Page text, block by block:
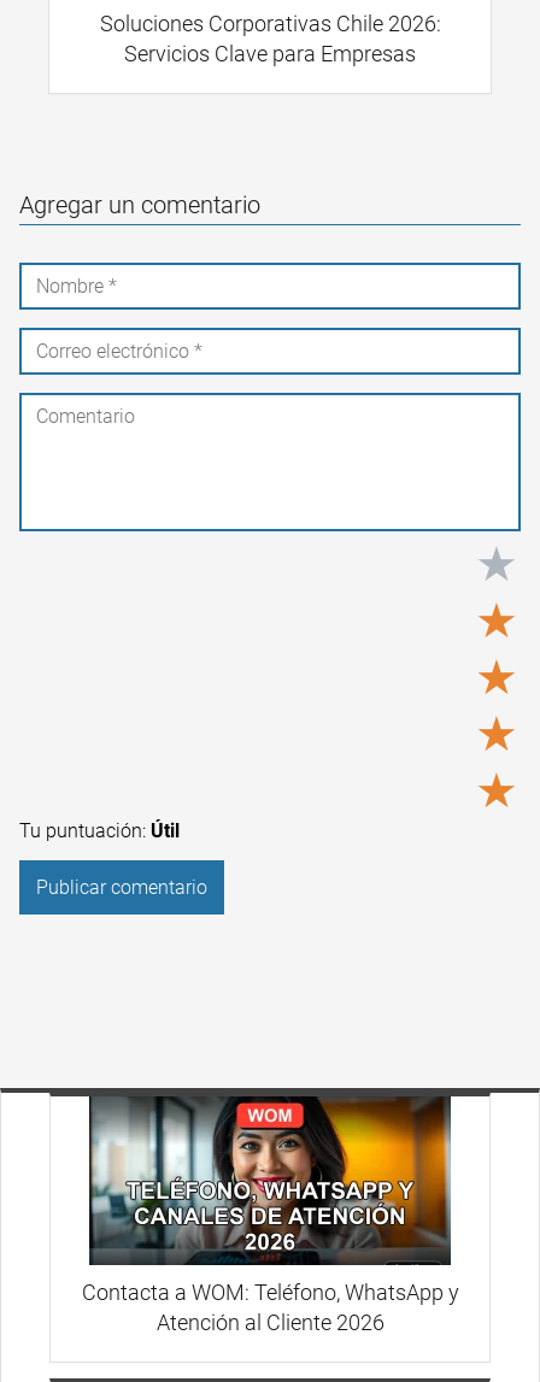
Soluciones Corporativas Chile 2026:
Servicios Clave para Empresas
Agregar un comentario
★
★
★
★
★
Tu puntuación: Útil
Contacta a WOM: Teléfono, WhatsApp y
Atención al Cliente 2026